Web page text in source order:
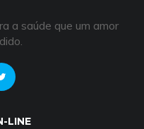
a saúde que um amor
LINE